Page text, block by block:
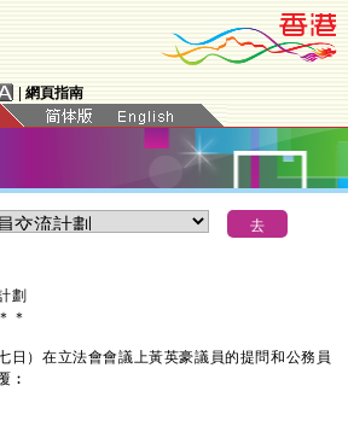
網頁指南
劃
＊ ＊
）在立法會會議上黃英豪議員的提問和公務員
︰